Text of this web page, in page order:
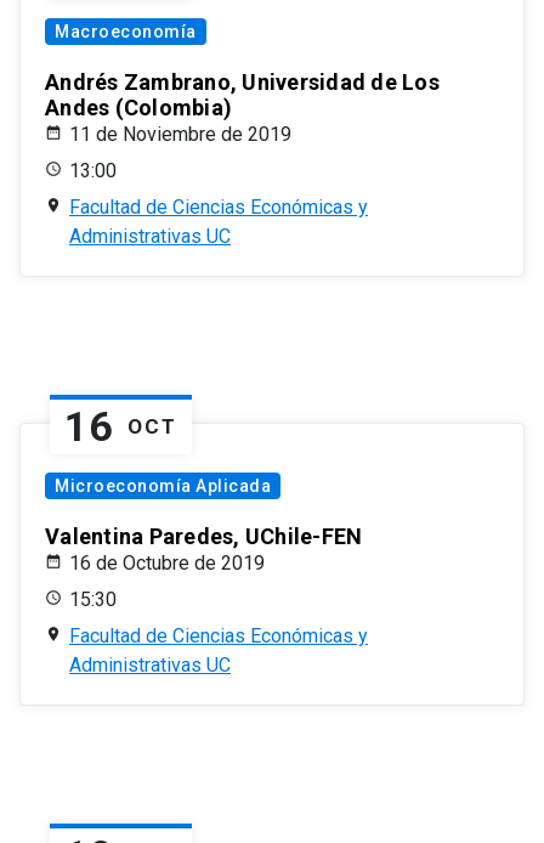
Macroeconomía
Andrés Zambrano, Universidad de Los
Andes (Colombia)
11 de Noviembre de 2019
13:00
Facultad de Ciencias Económicas y
Administrativas UC
16 OCT
Microeconomía Aplicada
Valentina Paredes, UChile-FEN
16 de Octubre de 2019
15:30
Facultad de Ciencias Económicas y
Administrativas UC